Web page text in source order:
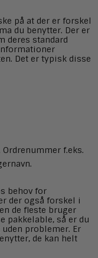
på at der er forskel
du benytter. Der er
deres standard
Det er typisk disse
f.eks.
behov for
der også forskel i
de fleste bruger
pakkelable, så er du
problemer. Er
de kan helt